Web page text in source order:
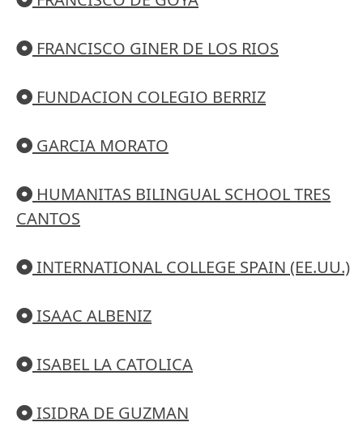
FRANCISCO GINER DE LOS RIOS
FUNDACION COLEGIO BERRIZ
GARCIA MORATO
HUMANITAS BILINGUAL SCHOOL TRES
CANTOS
INTERNATIONAL COLLEGE SPAIN (EE.UU.)
ISAAC ALBENIZ
ISABEL LA CATOLICA
ISIDRA DE GUZMAN